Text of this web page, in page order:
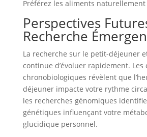
Préférez les aliments
Perspectives
Recherche
La recherche sur le petit-déjeuner
continue d’évoluer rapidement. Les
chronobiologiques révèlent que
déjeuner impacte votre rythme
les recherches génomiques
génétiques influençant votre
glucidique personnel.